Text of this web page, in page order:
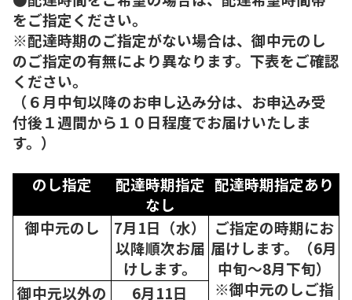
をご指定ください。
※配達時期のご指定がない場合は、御中元のし
のご指定の有無により異なります。下表をご確認
ください。
（６月中旬以降のお申し込み分は、お申込み受
付後１週間から１０日程度でお届けいたしま
す。）
のし指定
配達時期指定
なし
配達時期指定あり
御中元のし
7月1日（水）
以降順次お届
けします。
ご指定の時期にお
届けします。（6月
中旬～8月下旬）
※御中元のしご指
御中元以外の 6月11日